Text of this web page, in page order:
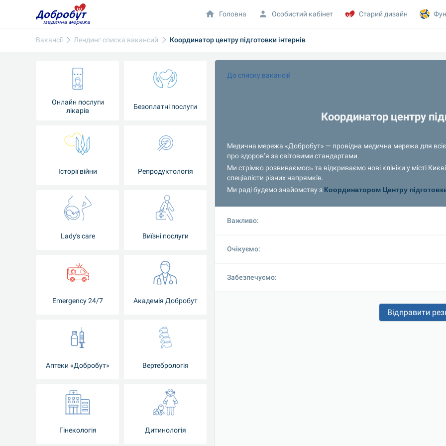
Вакансії Лендинг списка вакансий Координатор центру підготовки інтернів
Онлайн послуги
лікарів
Безоплатні послуги
Історії війни Репродуктологія
Lady's care Виїзні послуги
Emergency 24/7 Академія Добробут
Аптеки «Добробут» Вертебрологія
Гінекологія Дитинологія
До списку вакансій
Координатор центру
Медична мережа «Добробут» — провідна медична мережа для
про здоров’я за світовими стандартами.
Ми стрімко розвиваємось та відкриваємо нові клініки у місті
спеціалісти різних напрямків.
Ми раді будемо знайомству з Координатором Центру
Важливо:
Очікуємо:
Забезпечуємо:
Відправити
Головна Особистий кабінет Старий дизайн